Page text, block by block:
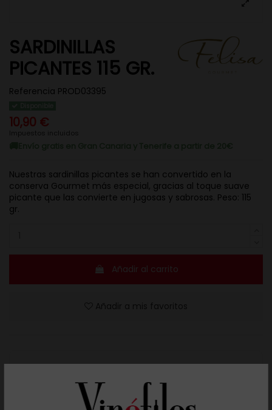
SARDINILLAS
PICANTES 115 GR.
Referencia PROD03395
10,90 €
Impuestos incluidos
Nuestras sardinillas picantes se han convertido en la
conserva Gourmet más especial, gracias al toque suave
picante que las convierte en jugosas y sabrosas. Peso: 115
gr.
Añadir al carrito
Resuelve tus dudas